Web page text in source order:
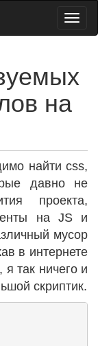
на
найти css,
давно не
проекта,
на JS и
мусор
в интернете
так ничего и
скриптик.